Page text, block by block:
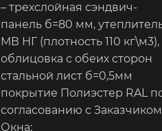
– трехслойная сэндвич-
панель б=80 мм,
МВ НГ (плотность 110 кг\м3),
облицовка с обеих сторон
стальной лист б=0,5мм
покрытие Полиэстер RAL
согласованию с Заказчиком
Окна: